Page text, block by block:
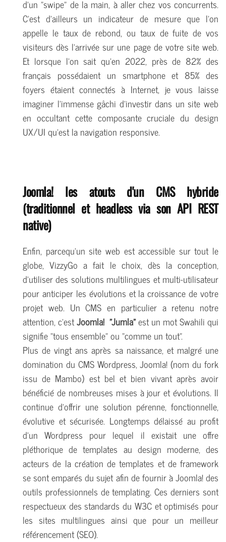
d'un "swipe" de la main, à aller chez vos concurrents.
C'est d'ailleurs un indicateur de mesure que l'on
appelle le taux de rebond, ou taux de fuite de vos
visiteurs dès l'arrivée sur une page de votre site web.
Et lorsque l'on sait qu'en 2022, près de 82% des
français possédaient un smartphone et 85% des
foyers étaient connectés à Internet, je vous laisse
imaginer l'immense gâchi d'investir dans un site web
en occultant cette composante cruciale du design
UX/UI qu'est la navigation responsive.
Joomla! les atouts d'un CMS hybride
(traditionnel et headless via son API REST
native)
Enfin, parcequ'un site web est accessible sur tout le
globe, VizzyGo a fait le choix, dès la conception,
d'utiliser des solutions multilingues et multi-utilisateur
pour anticiper les évolutions et la croissance de votre
projet web. Un CMS en particulier a retenu notre
attention, c'estJoomla! "Jumla"est un mot Swahili qui
signifie "tous ensemble" ou "comme un tout".
Plus de vingt ans après sa naissance, et malgré une
domination du CMS Wordpress, Joomla! (nom du fork
issu de Mambo) est bel et bien vivant après avoir
bénéficié de nombreuses mises à jour et évolutions. Il
continue d'offrir une solution pérenne, fonctionnelle,
évolutive et sécurisée. Longtemps délaissé au profit
d'un Wordpress pour lequel il existait une offre
pléthorique de templates au design moderne, des
acteurs de la création de templates et de framework
se sont emparés du sujet afin de fournir à Joomla! des
outils professionnels de templating. Ces derniers sont
respectueux des standards du W3C et optimisés pour
les sites multilingues ainsi que pour un meilleur
référencement (SEO).